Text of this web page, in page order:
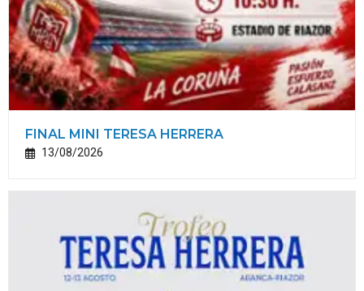
FINAL MINI TERESA HERRERA
13/08/2026